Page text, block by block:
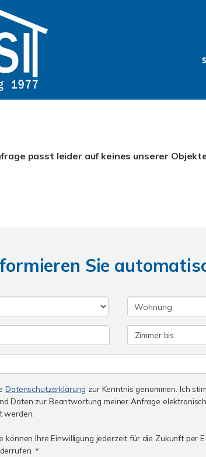
passt leider auf keines unserer
Sie
Datenschutzerklärung zur Kenntnis genommen. Ich
Daten zur Beantwortung meiner Anfrage
werden.
können Ihre Einwilligung jederzeit für die Zukunft per
*